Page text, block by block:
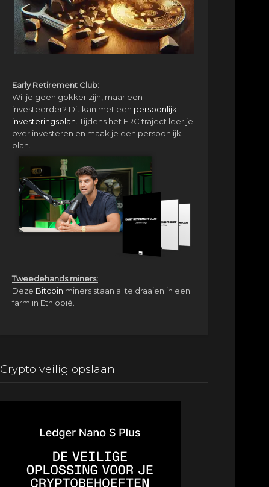
Early Retirement Club:
Wil je geen gokker zijn, maar een
investeerder? Dit kan met een persoonlijk
investeringsplan. Tijdens het ERC traject leer je
over investeren en maak je een persoonlijk
plan.
Tweedehands miners:
Deze Bitcoin miners staan al te draaien in een
farm in Ethiopië.
Crypto veilig opslaan: